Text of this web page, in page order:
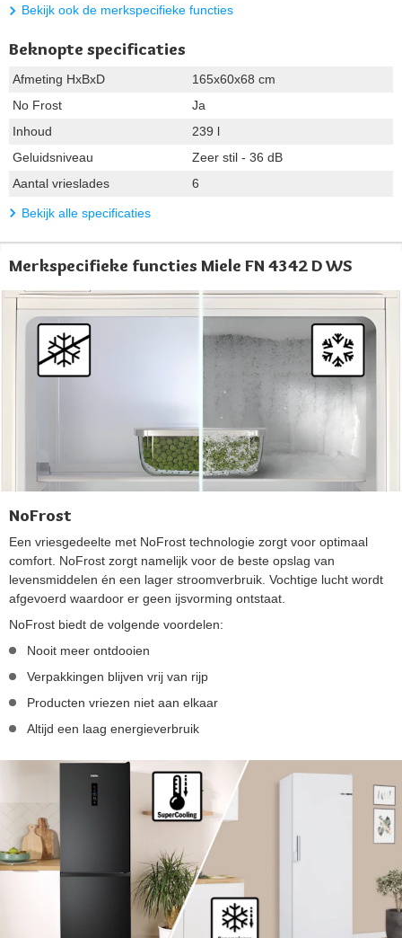
Bekijk ook de merkspecifieke functies
Beknopte specificaties
Afmeting HxBxD
165x60x68 cm
No Frost
Ja
Inhoud
239 l
Geluidsniveau
Zeer stil - 36 dB
Aantal vrieslades
6
Bekijk alle specificaties
Merkspecifieke functies Miele FN 4342 D WS
NoFrost
Een vriesgedeelte met NoFrost technologie zorgt voor optimaal
comfort. NoFrost zorgt namelijk voor de beste opslag van
levensmiddelen én een lager stroomverbruik. Vochtige lucht wordt
afgevoerd waardoor er geen ijsvorming ontstaat.
NoFrost biedt de volgende voordelen:
Nooit meer ontdooien
Verpakkingen blijven vrij van rijp
Producten vriezen niet aan elkaar
Altijd een laag energieverbruik